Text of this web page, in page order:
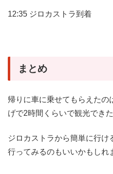
12:35 ジロカストラ到着
まとめ
帰りに車に乗せてもらえた
げで2時間くらいで観光でき
ジロカストラから簡単に行
行ってみるのもいいかもしれ